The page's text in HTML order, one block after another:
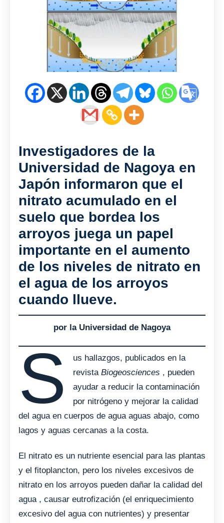
Investigadores de la
Universidad de Nagoya en
Japón informaron que el
nitrato acumulado en el
suelo que bordea los
arroyos juega un papel
importante en el aumento
de los niveles de nitrato en
el agua de los arroyos
cuando llueve.
por la Universidad de Nagoya
S
us hallazgos, publicados en la
revistaBiogeosciences , pueden
ayudar a reducir la contaminación
por nitrógeno y mejorar la calidad
del agua en cuerpos de agua aguas abajo, como
lagos y aguas cercanas a la costa.
El nitrato es un nutriente esencial para las plantas
y el fitoplancton, pero los niveles excesivos de
nitrato en los arroyos pueden dañar la calidad del
agua , causar eutrofización (el enriquecimiento
excesivo del agua con nutrientes) y presentar